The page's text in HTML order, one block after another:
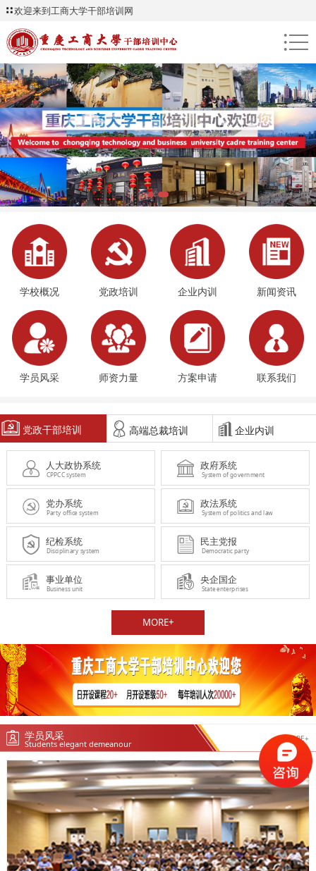
欢迎来到工商大学干部培训网
●
●
●
学校概况 党政培训 企业内训 新闻资讯
学员风采 师资力量 方案申请 联系我们
党政干部培训 高端总裁培训 企业内训
人大政协系统
CPPCC system
政府系统
System of government
党办系统
Party office system
政法系统
System of politics and law
纪检系统
Disciplinary system
民主党报
Democratic party
事业单位
Business unit
央企国企
State enterprises
MORE+
学员风采
Students elegant demeanour
MORE+